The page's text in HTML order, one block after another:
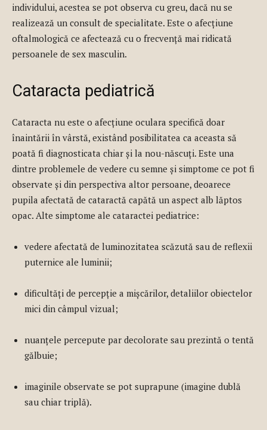
individului, acestea se pot observa cu greu, dacă nu se
realizează un consult de specialitate. Este o afecțiune
oftalmologică ce afectează cu o frecvență mai ridicată
persoanele de sex masculin.
Cataracta pediatrică
Cataracta nu este o afecțiune oculara specifică doar
înaintării în vârstă, existând posibilitatea ca aceasta să
poată fi diagnosticata chiar și la nou-născuți. Este una
dintre problemele de vedere cu semne și simptome ce pot fi
observate și din perspectiva altor persoane, deoarece
pupila afectată de cataractă capătă un aspect alb lăptos
opac. Alte simptome ale cataractei pediatrice:
vedere afectată de luminozitatea scăzută sau de reflexii
puternice ale luminii;
dificultăți de percepție a mișcărilor, detaliilor obiectelor
mici din câmpul vizual;
nuanțele percepute par decolorate sau prezintă o tentă
gălbuie;
imaginile observate se pot suprapune (imagine dublă
sau chiar triplă).